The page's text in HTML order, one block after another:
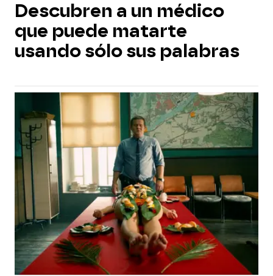
Descubren a un médico
que puede matarte
usando sólo sus palabras